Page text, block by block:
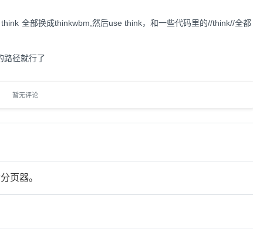
全部换成thinkwbm,然后use think，和一些代码里的//think//全都
路径就行了
暂无评论
页器。